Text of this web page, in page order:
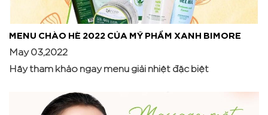
MENU CHÀO HÈ 2022 CỦA MỸ PHẨM XANH BIMORE
May 03,2022
Hãy tham khảo ngay menu giải nhiệt đặc biệt